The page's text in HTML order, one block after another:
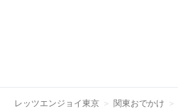
レッツエンジョイ東京 関東おでかけ